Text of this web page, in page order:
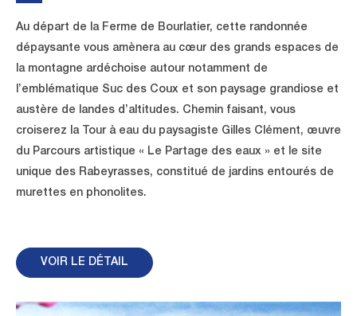
Au départ de la Ferme de Bourlatier, cette randonnée
dépaysante vous amènera au cœur des grands espaces de
la montagne ardéchoise autour notamment de
l’emblématique Suc des Coux et son paysage grandiose et
austère de landes d’altitudes. Chemin faisant, vous
croiserez la Tour à eau du paysagiste Gilles Clément, œuvre
du Parcours artistique « Le Partage des eaux » et le site
unique des Rabeyrasses, constitué de jardins entourés de
murettes en phonolites.
VOIR LE DÉTAIL